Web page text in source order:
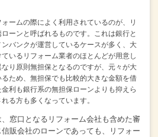
ームの際によく利用されているのが、リ
ーンと呼ばれるものです。
これは銀行と
バンクが運営しているケースが多く、 大
いるリフォーム業者のほとんどが用意し
り原則無担保となるのですが、元々が大
ため、無担保でも比較的大きな金額を借
利も銀行系の無担保ローンよりも抑えら
る方も多くなっています。
窓口となるリフォーム会社も含めた審
販会社のローンであっても、リフォー